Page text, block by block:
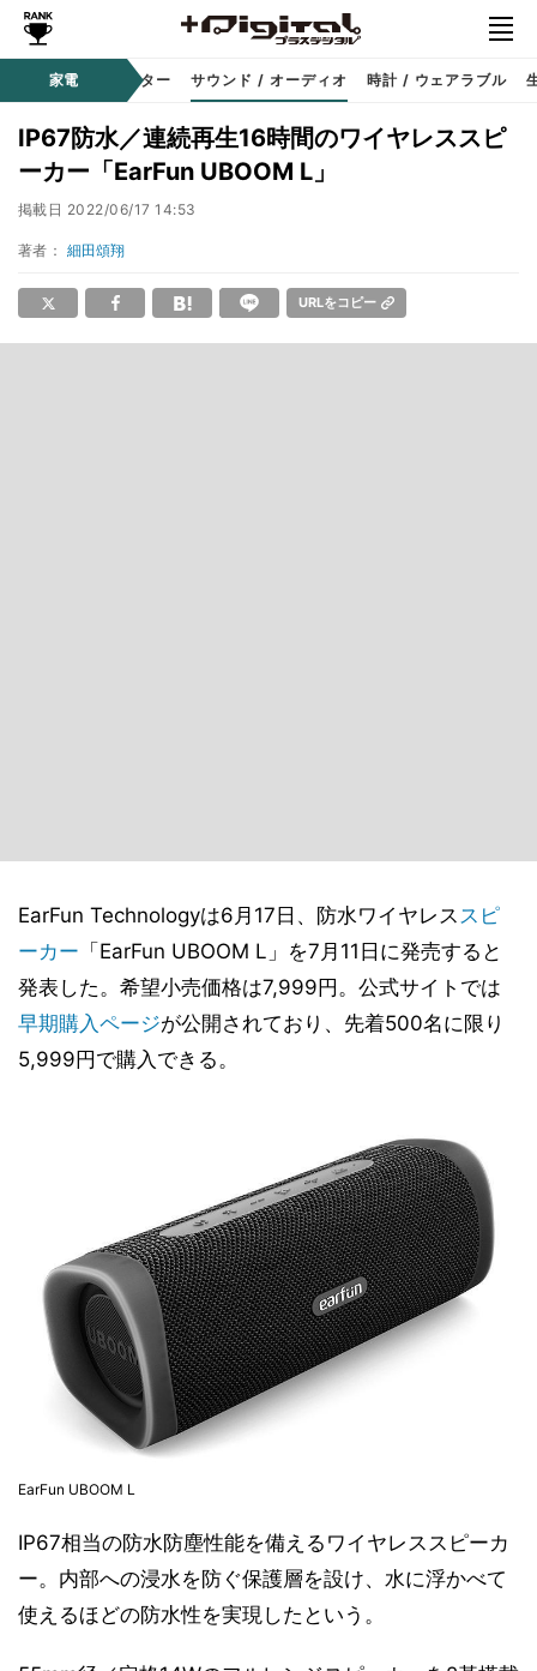
家電プロジェクター サウンド / オーディオ 時計 / ウェアラブル
IP67防水／連続再生16時間のワイヤレススピ
ーカー「EarFun UBOOM L」
掲載日 2022/06/17 14:53
著者： 細田頌翔
URLをコピー
EarFun Technologyは6月17日、防水ワイヤレススピ
ーカー 「EarFun UBOOM L」を7月11日に発売すると
発表した。希望小売価格は7,999円。公式サイトでは
早期購入ページが公開されており、先着500名に限り
5,999円で購入できる。
EarFun UBOOM L
IP67相当の防水防塵性能を備えるワイヤレススピーカ
ー。内部への浸水を防ぐ保護層を設け、水に浮かべて
使えるほどの防水性を実現したという。